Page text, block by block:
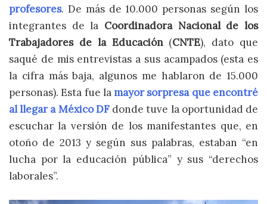
profesores. De más de 10.000 personas según los
integrantes de la Coordinadora Nacional de los
Trabajadores de la Educación (CNTE), dato que
saqué de mis entrevistas a sus acampados (esta es
la cifra más baja, algunos me hablaron de 15.000
personas). Esta fue la mayor sorpresa que encontré
al llegar a México DFdonde tuve la oportunidad de
escuchar la versión de los manifestantes que, en
otoño de 2013 y según sus palabras, estaban “en
lucha por la educación pública” y sus “derechos
laborales”.